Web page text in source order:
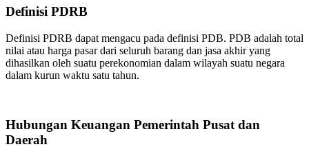
Definisi PDRB
Definisi PDRB dapat mengacu pada definisi PDB. PDB adalah total
nilai atau harga pasar dari seluruh barang dan jasa akhir yang
dihasilkan oleh suatu perekonomian dalam wilayah suatu negara
dalam kurun waktu satu tahun.
Hubungan Keuangan Pemerintah Pusat dan
Daerah